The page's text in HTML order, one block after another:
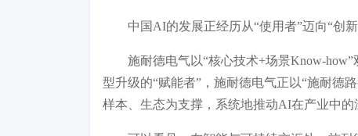
中国AI的发展正经历从“使用者”迈向“创
施耐德电气以“核心技术+场景Know-
型升级的“赋能者”，施耐德电气正以“施耐德
样本、生态为支撑，系统地推动AI在产业中的